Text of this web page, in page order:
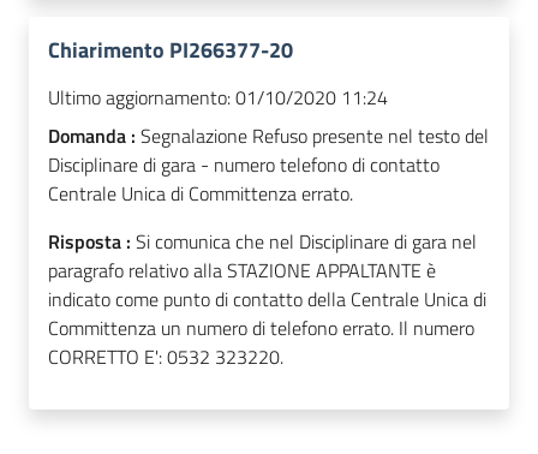
Chiarimento PI266377-20
Ultimo aggiornamento:01/10/2020 11:24
Domanda : Segnalazione Refuso presente nel testo del
Disciplinare di gara - numero telefono di contatto
Centrale Unica di Committenza errato.
Risposta : Si comunica che nel Disciplinare di gara nel
paragrafo relativo alla STAZIONE APPALTANTE è
indicato come punto di contatto della Centrale Unica di
Committenza un numero di telefono errato. Il numero
CORRETTO E': 0532 323220.